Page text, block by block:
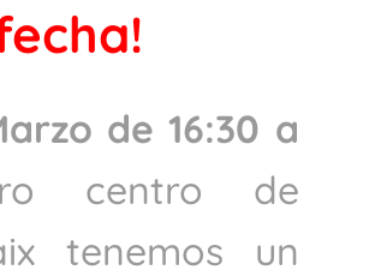
de 16:30 a
centro de
tenemos un